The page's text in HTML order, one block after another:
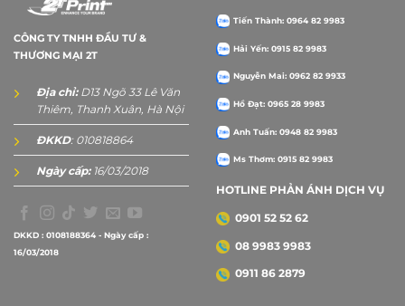
CÔNG TY TNHH ĐẦU TƯ &
THƯƠNG MẠI 2T
Địa chỉ:D13 Ngõ 33 Lê Văn
Thiêm, Thanh Xuân, Hà Nội
ĐKKD: 010818864
Ngày cấp:16/03/2018
DKKD : 0108188364 - Ngày cấp :
16/03/2018
Tiến Thành: 0964 82 9983
Hải Yến: 0915 82 9983
Nguyễn Mai: 0962 82 9933
Hồ Đạt: 0965 28 9983
Anh Tuấn: 0948 82 9983
Ms Thơm: 0915 82 9983
HOTLINE PHẢN ÁNH DỊCH VỤ
0901 52 52 62
08 9983 9983
0911 86 2879